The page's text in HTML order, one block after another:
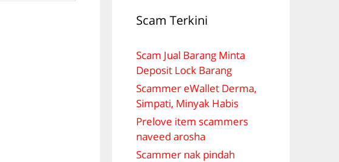
Scam Terkini
Scam Jual Barang Minta
Deposit Lock Barang
Scammer eWallet Derma,
Simpati, Minyak Habis
Prelove item scammers
naveed arosha
Scammer nak pindah